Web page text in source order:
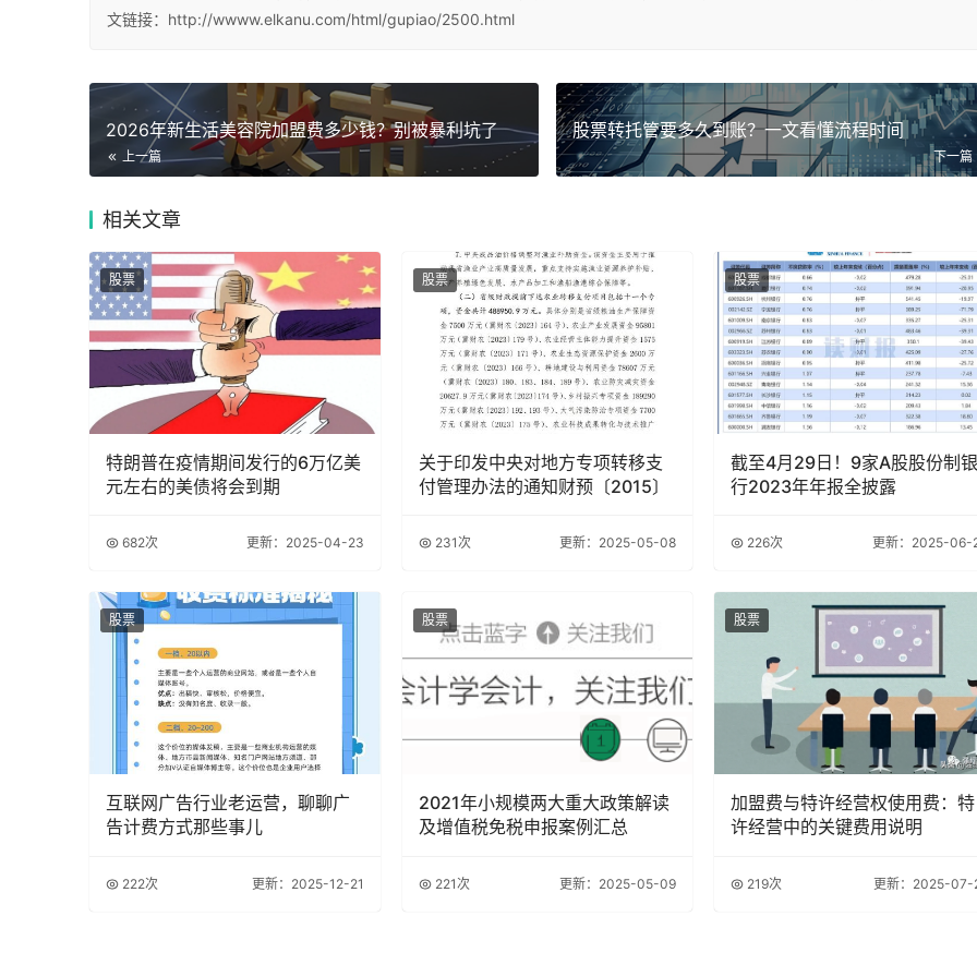
文链接：http://wwww.elkanu.com/html/gupiao/2500.html
2026年新生活美容院加盟费多少钱？别被暴利坑了
上一篇
股票转托管要多久到账？一文看懂流程时间
下一篇
相关文章
股票
特朗普在疫情期间发行的6万亿美
元左右的美债将会到期
682次 更新：2025-04-23
股票
关于印发中央对地方专项转移支
付管理办法的通知财预〔2015〕
231次 更新：2025-05-08
股票
截至4月29日！9家A股股份制
行2023年年报全披露
226次 更新：2025-06-
股票
互联网广告行业老运营，聊聊广
告计费方式那些事儿
222次 更新：2025-12-21
股票
2021年小规模两大重大政策解读
及增值税免税申报案例汇总
221次 更新：2025-05-09
股票
加盟费与特许经营权使用费：特
许经营中的关键费用说明
219次 更新：2025-07-